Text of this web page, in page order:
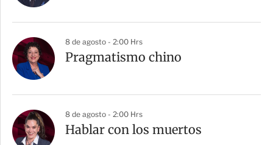
8 de agosto - 2:00 Hrs
Pragmatismo chino
8 de agosto - 2:00 Hrs
Hablar con los muertos